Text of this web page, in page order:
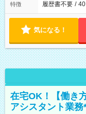
特徴 履歴書不要 /
気になる！
在宅OK！【働き
アシスタント業務